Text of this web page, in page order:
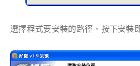
選擇程式要安裝的路徑，按下安裝